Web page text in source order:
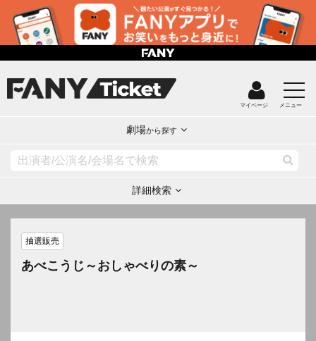
マイページ メニュー
劇場から探す
詳細検索
抽選販売
あべこうじ～おしゃべりの素～